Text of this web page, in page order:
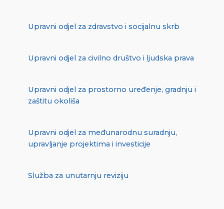
Upravni odjel za zdravstvo i socijalnu skrb
Upravni odjel za civilno društvo i ljudska prava
Upravni odjel za prostorno uređenje, gradnju i
zaštitu okoliša
Upravni odjel za međunarodnu suradnju,
upravljanje projektima i investicije
Služba za unutarnju reviziju